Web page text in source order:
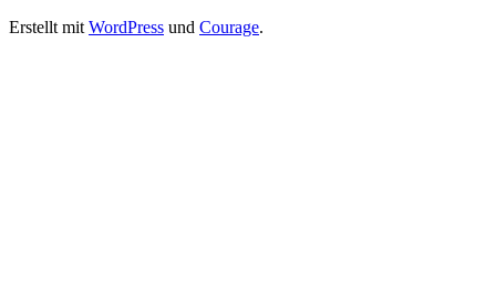
Erstellt mit WordPress und Courage.